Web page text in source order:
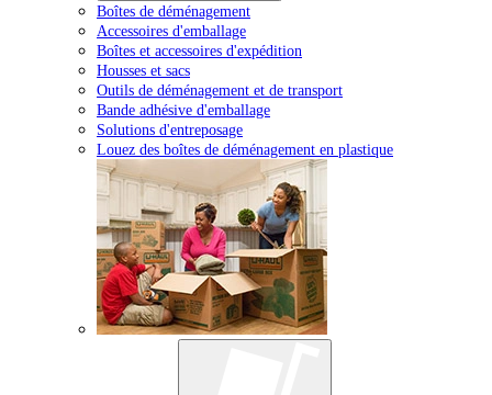
Boîtes de déménagement
Accessoires d'emballage
Boîtes et accessoires d'expédition
Housses et sacs
Outils de déménagement et de transport
Bande adhésive d'emballage
Solutions d'entreposage
Louez des boîtes de déménagement en plastique